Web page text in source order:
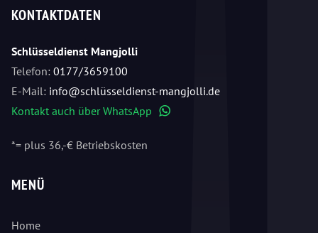
KONTAKTDATEN
Schlüsseldienst Mangjolli
Telefon: 0177/3659100
E-Mail: info@schlüsseldienst-mangjolli.de
Kontakt auch über WhatsApp
*= plus 36,-€ Betriebskosten
MENÜ
Home